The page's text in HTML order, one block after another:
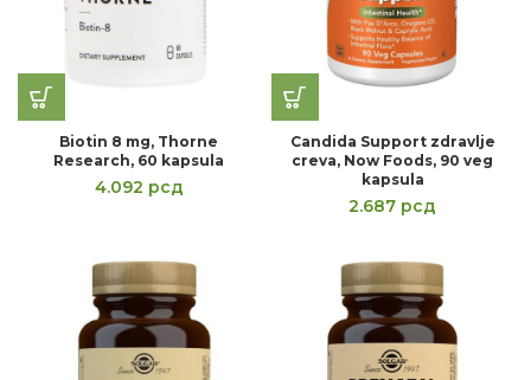
Biotin 8 mg, Thorne
Research, 60 kapsula
4.092 рсд
Candida Support zdravlje
creva, Now Foods, 90 veg
kapsula
2.687 рсд